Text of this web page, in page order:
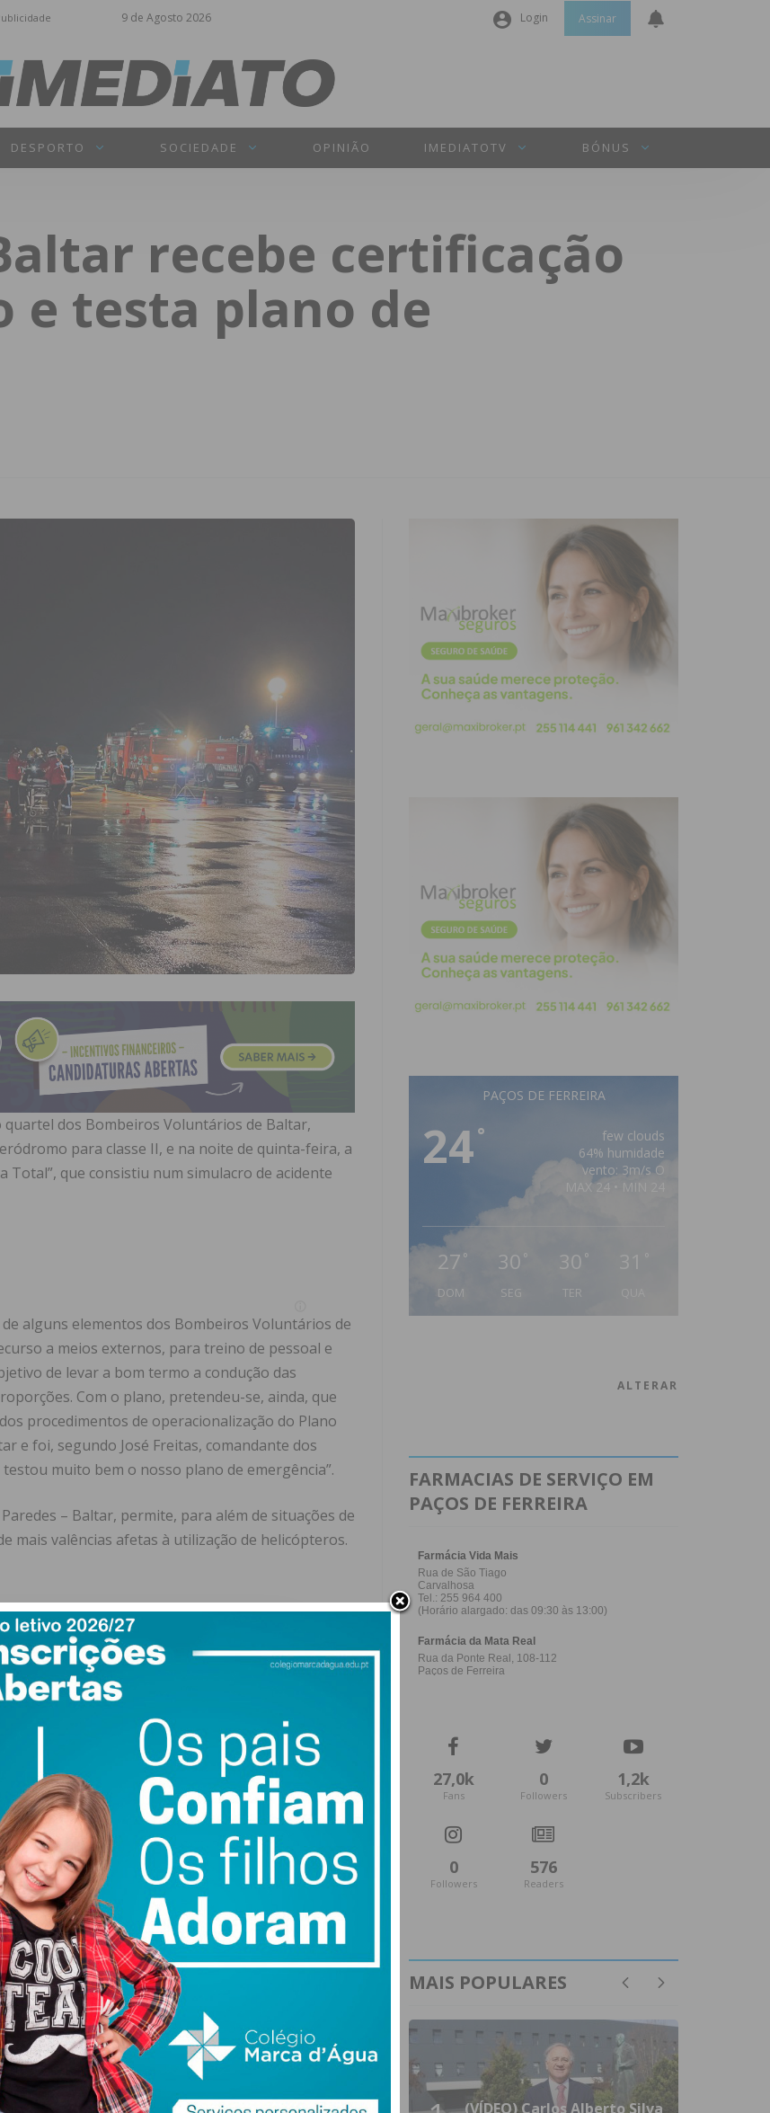
9 de Agosto 2026 Login
Senha
INICIAR SESSÃO
Assinar
DESPORTO SOCIEDADE OPINIÃO IMEDIATOTV BÓNUS
recebe certificação
e testa plano de
dos Bombeiros Voluntários de Baltar,
para classe II, e na noite de quinta-feira, a
Total”, que consistiu num simulacro de acidente
alguns elementos dos Bombeiros Voluntários de
a meios externos, para treino de pessoal e
de levar a bom termo a condução das
Com o plano, pretendeu-se, ainda, que
procedimentos de operacionalização do Plano
e foi, segundo José Freitas, comandante dos
muito bem o nosso plano de emergência”.
– Baltar, permite, para além de situações de
mais valências afetas à utilização de helicópteros.
do Imediato
de forma regular a informação
ostermos e condições
PAÇOS DE FERREIRA
24°
few clouds
64% humidade
vento: 3m/s O
MAX 24 • MIN 24
27 °
DOM
30 °
SEG
30 °
TER
31 °
ALTERAR
FARMACIAS DE SERVIÇO EM
PAÇOS DE FERREIRA
27,0k
Fans
0
Followers
1,2k
Subscribers
0
Followers
576
Readers
MAIS POPULARES
(VÍDEO) Carlos Alberto Silva